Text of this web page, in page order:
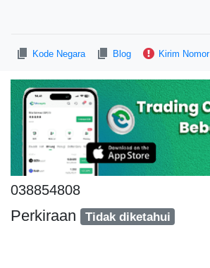
Kode Negara Blog Kirim Nomor
038854808
Perkiraan Tidak diketahui